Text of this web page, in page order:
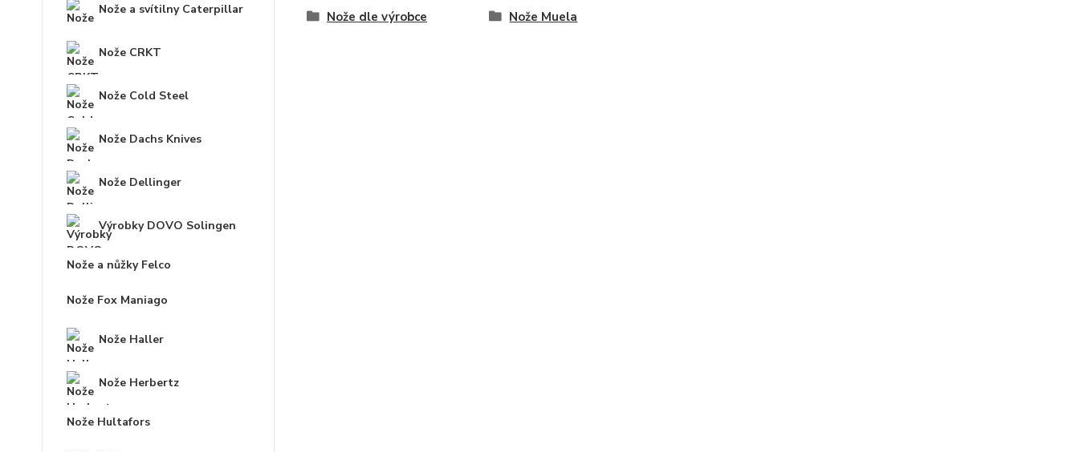
Nože a svítilny Caterpillar
Nože CRKT
Nože Cold Steel
Nože Dachs Knives
Nože Dellinger
Výrobky DOVO Solingen
Nože a nůžky Felco
Nože Fox Maniago
Nože Haller
Nože Herbertz
Nože Hultafors
Nože dle výrobce Nože Muela